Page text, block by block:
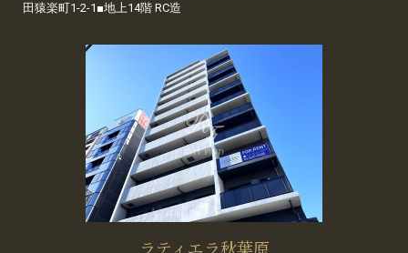
田猿楽町1-2-1■地上14階 RC造
ラティエラ秋葉原